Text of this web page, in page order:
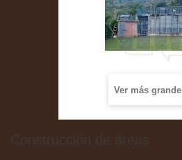
Ver más grande
Construcción de áreas